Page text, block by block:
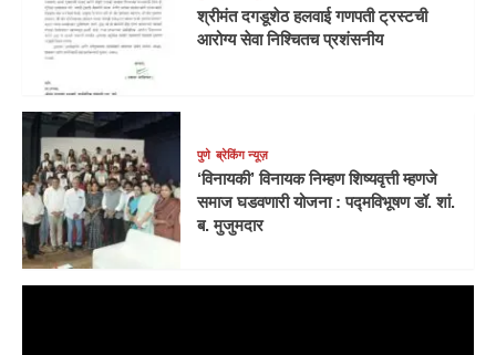
श्रीमंत दगडूशेठ हलवाई गणपती ट्रस्टची
आरोग्य सेवा निश्चितच प्रशंसनीय
पुणे ब्रेकिंग न्यूज़
‘विनायकी’ विनायक निम्हण शिष्यवृत्ती म्हणजे
समाज घडवणारी योजना : पद्मविभूषण डॉ. शां.
ब. मुजुमदार